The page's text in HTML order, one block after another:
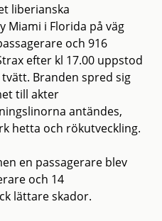
liberianska
Miami i Florida på väg
och 916
efter kl 17.00 uppstod
Branden spred sig
till akter
antändes,
hetta och rökutveckling.
en passagerare blev
och 14
lättare skador.